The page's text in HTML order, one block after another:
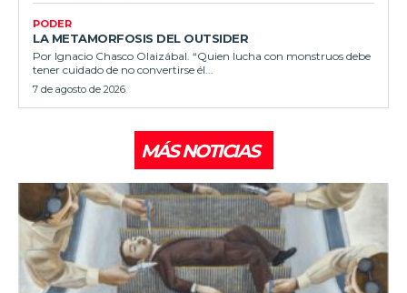
PODER
LA METAMORFOSIS DEL OUTSIDER
Por Ignacio Chasco Olaizábal. “Quien lucha con monstruos debe
tener cuidado de no convertirse él...
7 de agosto de 2026
MÁS NOTICIAS